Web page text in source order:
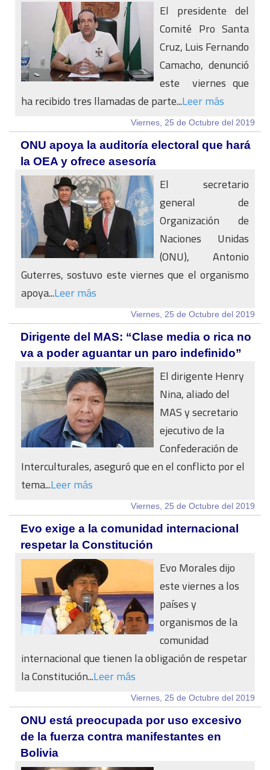
El presidente del
Comité Pro Santa
Cruz, Luis Fernando
Camacho, denunció
este viernes que
ha recibido tres llamadas de parte...Leer más
Viernes, 25 de Octubre del 2019
ONU apoya la auditoría electoral que hará
la OEA y ofrece asesoría
El secretario
general de
Organización de
Naciones Unidas
(ONU), Antonio
Guterres, sostuvo este viernes que el organismo
apoya...Leer más
Viernes, 25 de Octubre del 2019
Dirigente del MAS: “Clase media o rica no
va a poder aguantar un paro indefinido”
El dirigente Henry
Nina, aliado del
MAS y secretario
ejecutivo de la
Confederación de
Interculturales, aseguró que en el conflicto por el
tema...Leer más
Viernes, 25 de Octubre del 2019
Evo exige a la comunidad internacional
respetar la Constitución
Evo Morales dijo
este viernes a los
países y
organismos de la
comunidad
internacional que tienen la obligación de respetar
la Constitución...Leer más
Viernes, 25 de Octubre del 2019
ONU está preocupada por uso excesivo
de la fuerza contra manifestantes en
Bolivia